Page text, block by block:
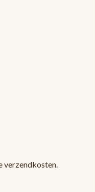
verzendkosten.